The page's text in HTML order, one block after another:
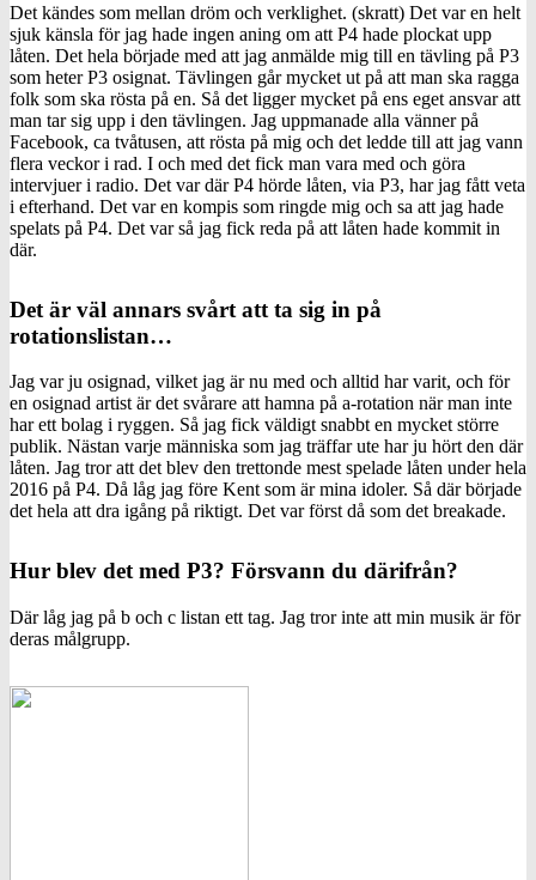
Det kändes som mellan dröm och verklighet. (skratt) Det var en helt
sjuk känsla för jag hade ingen aning om att P4 hade plockat upp
låten. Det hela började med att jag anmälde mig till en tävling på P3
som heter P3 osignat. Tävlingen går mycket ut på att man ska ragga
folk som ska rösta på en. Så det ligger mycket på ens eget ansvar att
man tar sig upp i den tävlingen. Jag uppmanade alla vänner på
Facebook, ca tvåtusen, att rösta på mig och det ledde till att jag vann
flera veckor i rad. I och med det fick man vara med och göra
intervjuer i radio. Det var där P4 hörde låten, via P3, har jag fått veta
i efterhand. Det var en kompis som ringde mig och sa att jag hade
spelats på P4. Det var så jag fick reda på att låten hade kommit in
där.
Det är väl annars svårt att ta sig in på
rotationslistan…
Jag var ju osignad, vilket jag är nu med och alltid har varit, och för
en osignad artist är det svårare att hamna på a-rotation när man inte
har ett bolag i ryggen. Så jag fick väldigt snabbt en mycket större
publik. Nästan varje människa som jag träffar ute har ju hört den där
låten. Jag tror att det blev den trettonde mest spelade låten under hela
2016 på P4. Då låg jag före Kent som är mina idoler. Så där började
det hela att dra igång på riktigt. Det var först då som det breakade.
Hur blev det med P3? Försvann du därifrån?
Där låg jag på b och c listan ett tag. Jag tror inte att min musik är för
deras målgrupp.